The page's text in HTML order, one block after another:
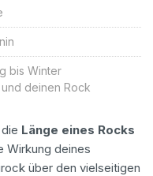
bis Winter
deinen Rock
Länge eines Rocks
Wirkung deines
über den vielseitigen